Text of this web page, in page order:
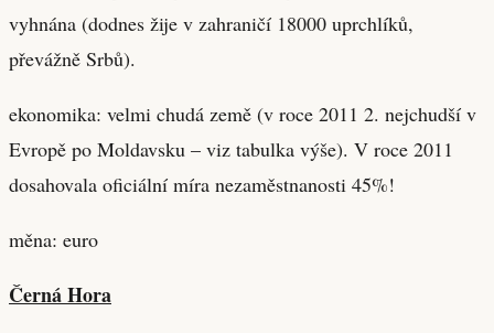
vyhnána (dodnes žije v zahraničí 18000 uprchlíků,
převážně Srbů).
ekonomika: velmi chudá země (v roce 2011 2. nejchudší v
Evropě po Moldavsku – viz tabulka výše). V roce 2011
dosahovala oficiální míra nezaměstnanosti 45%!
měna: euro
Černá Hora